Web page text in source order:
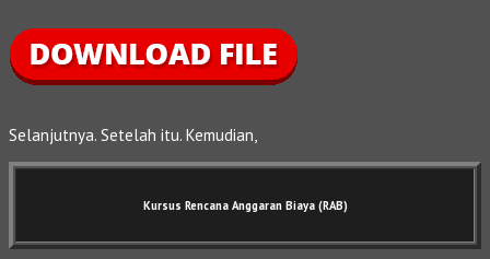
Selanjutnya. Setelah itu. Kemudian,
Kursus Rencana Anggaran Biaya (RAB)